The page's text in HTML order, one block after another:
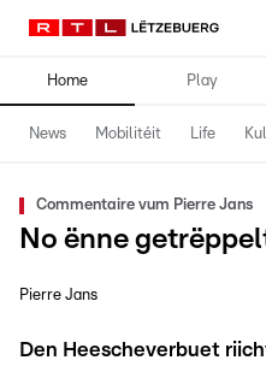
Home Play
News Mobilitéit Life
Commentaire vum Pierre Jans
No ënne
Pierre Jans
Den Heescheverbuet